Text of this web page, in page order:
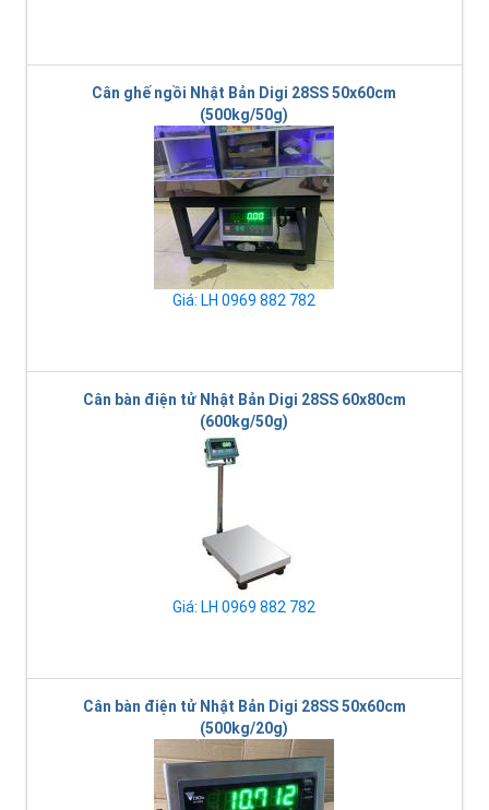
Cân ghế ngồi Nhật Bản Digi 28SS 50x60cm
(500kg/50g)
Giá: LH 0969 882 782
Cân bàn điện tử Nhật Bản Digi 28SS 60x80cm
(600kg/50g)
Giá: LH 0969 882 782
Cân bàn điện tử Nhật Bản Digi 28SS 50x60cm
(500kg/20g)